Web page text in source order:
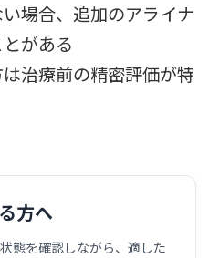
場合、追加のアライナ
がある
治療前の精密評価が特
方へ
態を確認しながら、適した